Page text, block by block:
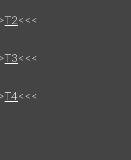
T2<<<
T3<<<
T4<<<